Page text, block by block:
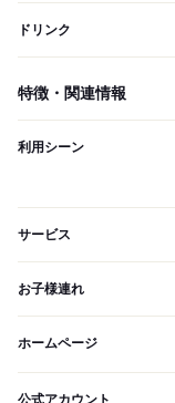
ドリンク
特徴・関連情報
利用シーン
サービス
お子様連れ
ホームページ